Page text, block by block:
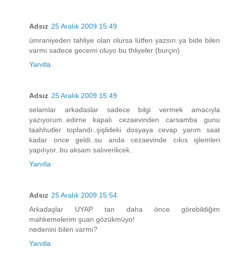
Adsız 25 Aralık 2009 15:49
ümraniyeden tahliye olan olursa lütfen yazsın ya bide bilen
varmı sadece gecemi oluyo bu thliyeler (burçin)
Yanıtla
Adsız 25 Aralık 2009 15:49
selamlar arkadaslar sadece bilgi vermek amacıyla
yazıyorum..edirne kapalı cezaevinden carsamba gunu
taahhutler toplandı..şişlideki dosyaya cevap yarım saat
kadar once geldi..su anda cezaevinde cıkıs işlemleri
yapılıyor..bu aksam salıverilicek..
Yanıtla
Adsız 25 Aralık 2009 15:54
Arkadaşlar UYAP tan daha önce görebildiğim
mahkemelerim şuan gözükmüyo!
nedenini bilen varmı?
Yanıtla